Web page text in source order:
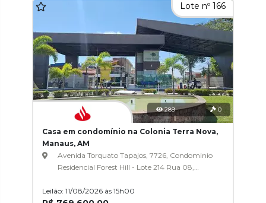
Lote nº 166
289 0
Casa em condomínio na Colonia Terra Nova,
Manaus, AM
Avenida Torquato Tapajos, 7726, Condominio
Residencial Forest Hill - Lote 214 Rua 08,
Leilão: 11/08/2026 às 15h00